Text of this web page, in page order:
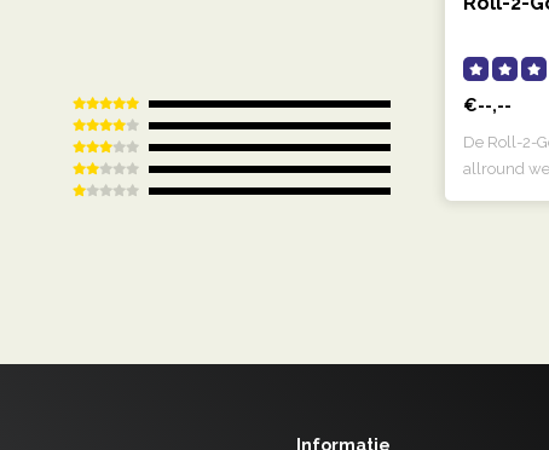
€--,--
De Roll-2-
allround
Informatie